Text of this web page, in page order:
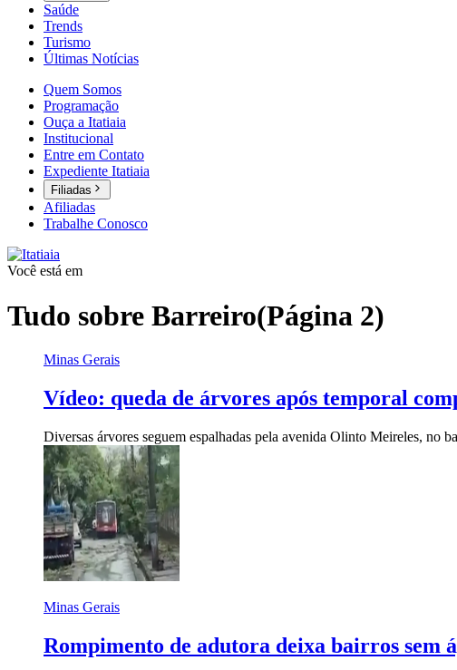
Saúde
Trends
Turismo
Últimas Notícias
Quem Somos
Programação
Ouça a Itatiaia
Institucional
Entre em Contato
Expediente Itatiaia
Filiadas
Afiliadas
Trabalhe Conosco
Você está em
Tudo sobre Barreiro(Página 2)
Minas Gerais
Vídeo: queda de árvores após temporal
Diversas árvores seguem espalhadas pela avenida Olinto Meireles, no
Minas Gerais
Rompimento de adutora deixa bairros sem